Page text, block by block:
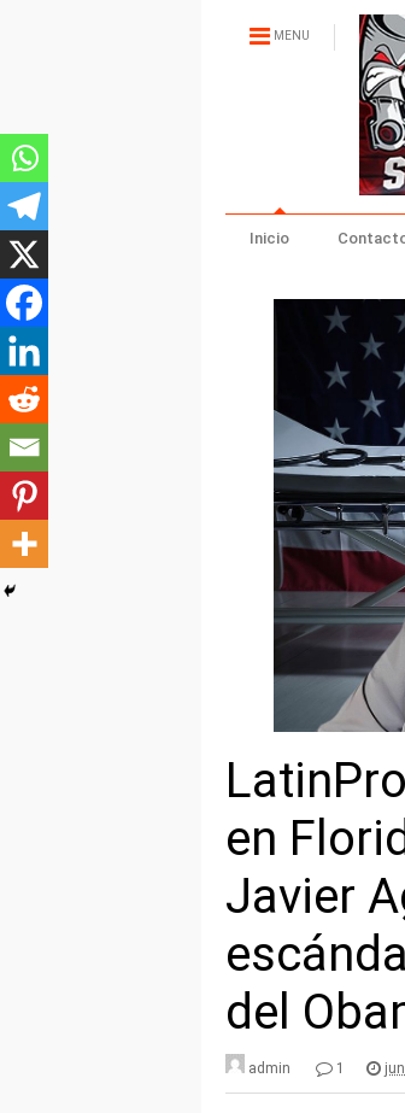
MENU
Inicio
en
Javier
del
admin 1